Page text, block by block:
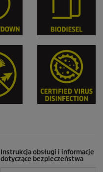
Instrukcja obsługi i informacje
dotyczące bezpieczeństwa